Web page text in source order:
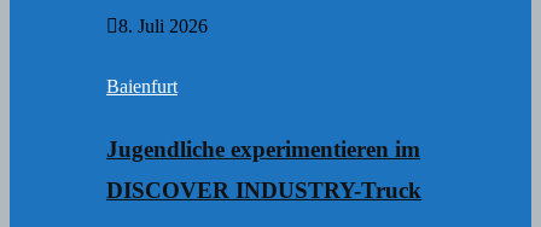
8. Juli 2026
Baienfurt
Jugendliche experimentieren im
DISCOVER INDUSTRY-Truck